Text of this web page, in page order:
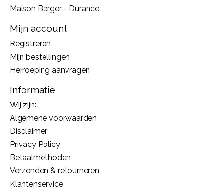
Maison Berger - Durance
Mijn account
Registreren
Mijn bestellingen
Herroeping aanvragen
Informatie
Wij zijn:
Algemene voorwaarden
Disclaimer
Privacy Policy
Betaalmethoden
Verzenden & retourneren
Klantenservice